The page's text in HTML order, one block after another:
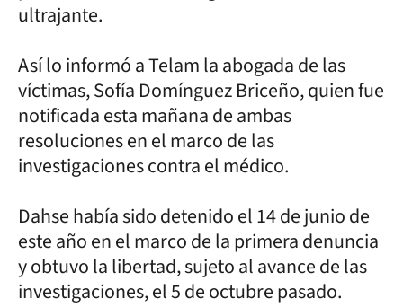
ultrajante.
Así lo informó a Telam la abogada de las
víctimas, Sofía Domínguez Briceño, quien fue
notificada esta mañana de ambas
resoluciones en el marco de las
investigaciones contra el médico.
Dahse había sido detenido el 14 de junio de
este año en el marco de la primera denuncia
y obtuvo la libertad, sujeto al avance de las
investigaciones, el 5 de octubre pasado.